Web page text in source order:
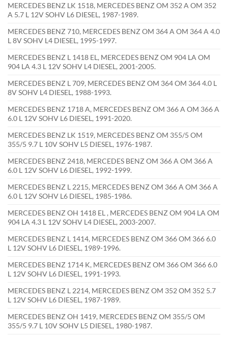
MERCEDES BENZ LK 1518, MERCEDES BENZ OM 352 A OM 352
A 5.7 L 12V SOHV L6 DIESEL, 1987-1989.
MERCEDES BENZ 710, MERCEDES BENZ OM 364 A OM 364 A 4.0
L 8V SOHV L4 DIESEL, 1995-1997.
MERCEDES BENZ L 1418 EL, MERCEDES BENZ OM 904 LA OM
904 LA 4.3 L 12V SOHV L4 DIESEL, 2001-2005.
MERCEDES BENZ L 709, MERCEDES BENZ OM 364 OM 364 4.0 L
8V SOHV L4 DIESEL, 1988-1993.
MERCEDES BENZ 1718 A, MERCEDES BENZ OM 366 A OM 366 A
6.0 L 12V SOHV L6 DIESEL, 1991-2020.
MERCEDES BENZ LK 1519, MERCEDES BENZ OM 355/5 OM
355/5 9.7 L 10V SOHV L5 DIESEL, 1976-1987.
MERCEDES BENZ 2418, MERCEDES BENZ OM 366 A OM 366 A
6.0 L 12V SOHV L6 DIESEL, 1992-1999.
MERCEDES BENZ L 2215, MERCEDES BENZ OM 366 A OM 366 A
6.0 L 12V SOHV L6 DIESEL, 1985-1986.
MERCEDES BENZ OH 1418 EL , MERCEDES BENZ OM 904 LA OM
904 LA 4.3 L 12V SOHV L4 DIESEL, 2003-2007.
MERCEDES BENZ L 1414, MERCEDES BENZ OM 366 OM 366 6.0
L 12V SOHV L6 DIESEL, 1989-1996.
MERCEDES BENZ 1714 K, MERCEDES BENZ OM 366 OM 366 6.0
L 12V SOHV L6 DIESEL, 1991-1993.
MERCEDES BENZ L 2214, MERCEDES BENZ OM 352 OM 352 5.7
L 12V SOHV L6 DIESEL, 1987-1989.
MERCEDES BENZ OH 1419, MERCEDES BENZ OM 355/5 OM
355/5 9.7 L 10V SOHV L5 DIESEL, 1980-1987.